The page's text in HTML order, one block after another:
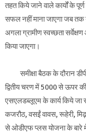
तहत किये जाने वाले कार्यों के
सफल नहीं माना जाएगा जब तक
अगला ग्रामीण स्वच्छता
किया जाएगा।
समीक्षा बैठक के दौरान
द्वितीय चरण में 5000 से ऊपर
एसएलडब्लूएम के कार्य किये जा
कजरौठ, वसईं वावस, रूहेरी,
से ओडीएफ प्लस योजना के बारे में